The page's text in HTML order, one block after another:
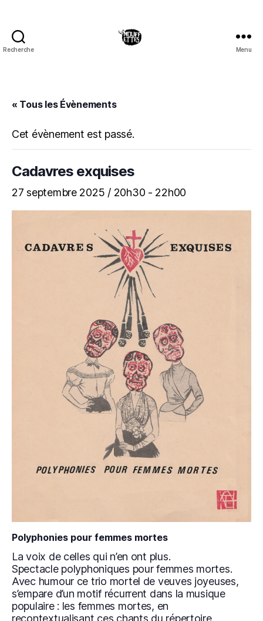
Recherche Menu
« Tous les Évènements
Cet évènement est passé.
Cadavres exquises
27 septembre 2025 / 20h30 - 22h00
Polyphonies pour femmes mortes
La voix de celles qui n’en ont plus.
Spectacle polyphoniques pour femmes mortes.
Avec humour ce trio mortel de veuves joyeuses,
s’empare d’un motif récurrent dans la musique
populaire : les femmes mortes, en
recontextualisant ces chants du répertoire